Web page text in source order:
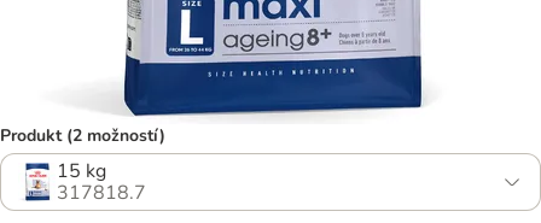
Produkt (2 možností)
15 kg
317818.7